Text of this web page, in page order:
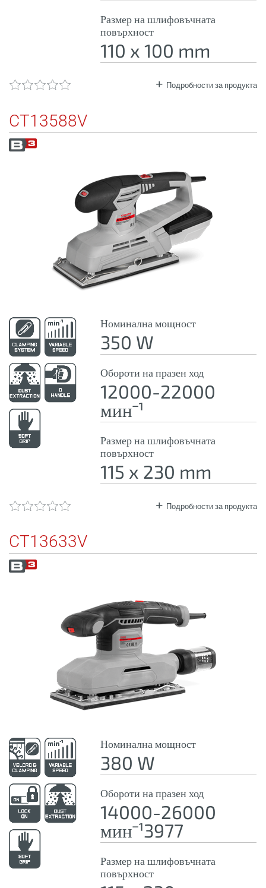
Размер на шлифовъчната
повърхност
110 x 100 mm
Подробности за продукта
CT13588V
Номинална мощност
350 W
Обороти на празен ход
12000-22000
минˉ¹
Размер на шлифовъчната
повърхност
115 x 230 mm
Подробности за продукта
CT13633V
Номинална мощност
380 W
Обороти на празен ход
14000-26000
минˉ¹3977
Размер на шлифовъчната
повърхност